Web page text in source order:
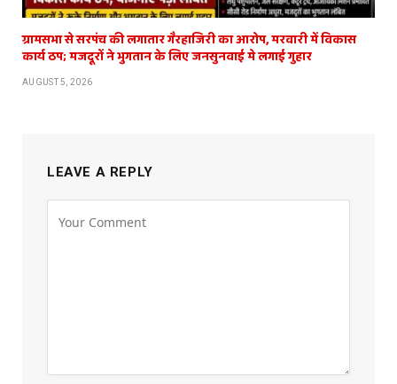
ग्रामसभा से सरपंच की लगातार गैरहाजिरी का आरोप, मरवारी में विकास
कार्य ठप; मजदूरों ने भुगतान के लिए जनसुनवाई मे लगाई गुहार
AUGUST 5, 2026
LEAVE A REPLY